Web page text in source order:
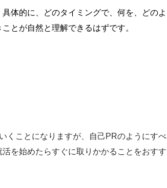
体的に、どのタイミングで、何を、どのよ
とが自然と理解できるはずです。
くことになりますが、自己PRのようにすべ
を始めたらすぐに取りかかることをおすす